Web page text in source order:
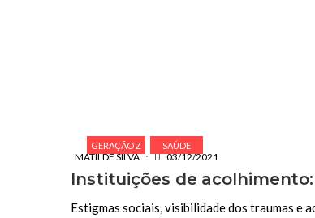
GERAÇÃO Z SAÚDE
MATILDE SILVA 03/12/2021
Instituições de
Estigmas sociais, visibilidade dos traumas e